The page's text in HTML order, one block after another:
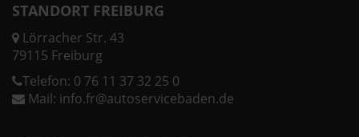
STANDORT FREIBURG
Lörracher Str. 43
79115 Freiburg
Telefon: 0 76 11 37 32 25 0
Mail: info.fr@autoservicebaden.de